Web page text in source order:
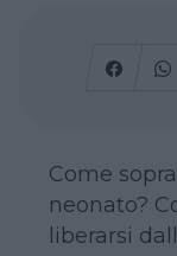
Come
neonato?
liberarsi